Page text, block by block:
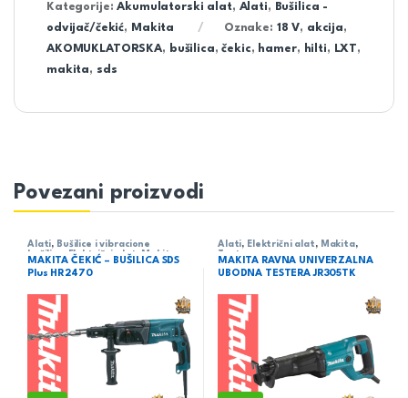
Kategorije:Akumulatorski alat, Alati,
Bušilica -
odvijač/čekić, Makita Oznake: 18 V, akcija,
AKOMUKLATORSKA, bušilica,čekic, hamer, hilti, LXT,
makita, sds
Povezani proizvodi
Alati, Bušilice i vibracione
bušilice , Električni alat , Makita
MAKITA ČEKIĆ – BUŠILICA SDS
Plus HR2470
Alati, Električni alat , Makita,
Testere -
udodne/lanačane/univerzalne
MAKITA RAVNA UNIVERZALNA
UBODNA TESTERA JR305TK